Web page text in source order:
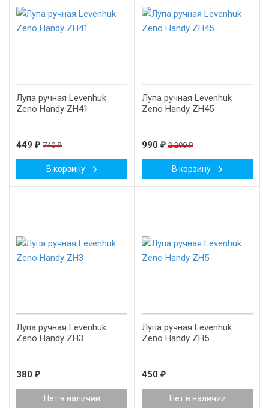
Лупа ручная Levenhuk
Zeno Handy ZH41
449 ₽ 740₽
В корзину
Лупа ручная Levenhuk
Zeno Handy ZH45
990 ₽ 2 290₽
В корзину
Лупа ручная Levenhuk
Zeno Handy ZH3
380 ₽
Нет в наличии
Лупа ручная Levenhuk
Zeno Handy ZH5
450 ₽
Нет в наличии